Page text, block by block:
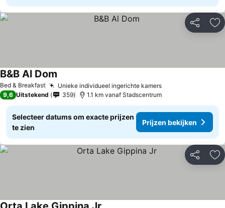
Delen
Bed & Breakfast Unieke individueel ingerichte kamersPrijzen bekijken
B&B Al Dom
9,6 Uitstekend 359 1.1 km vanaf Stadscentrum
Selecteer datums om exacte prijzen
te zien
Prijzen bekijken
Delen